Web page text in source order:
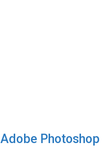
Adobe Photoshop